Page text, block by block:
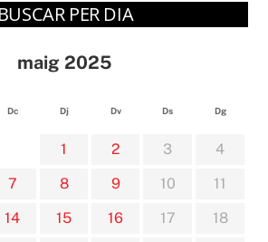
BUSCAR PER DIA
maig 2025
Dc Dj Dv Ds Dg
1 2 3
4
7 8 9 10
11
14 15 16 17
18